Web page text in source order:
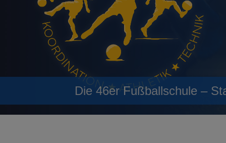
Die 46er Fußballschule –